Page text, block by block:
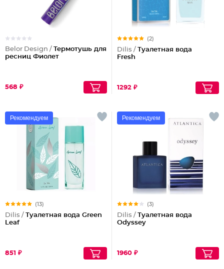
Belor Design / Термотушь для
ресниц Фиолет
568 ₽
(2)
Dilis / Туалетная вода
Fresh
1292 ₽
Рекомендуем
(13)
Dilis / Туалетная вода Green
Leaf
851 ₽
Рекомендуем
(3)
Dilis / Туалетная вода
Odyssey
1960 ₽